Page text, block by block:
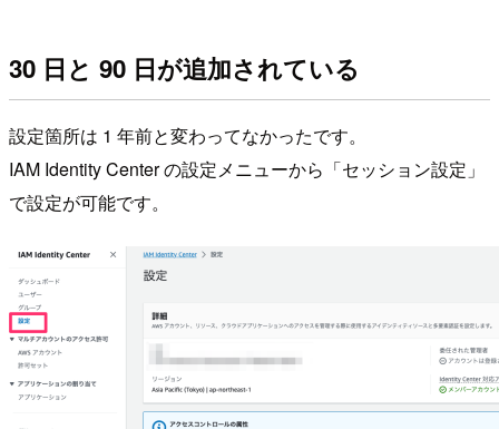
30 日と 90 日が追加されている
設定箇所は 1 年前と変わってなかったです。
IAM Identity Center の設定メニューから「セッション設定」
で設定が可能です。